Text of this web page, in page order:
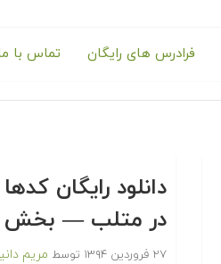
فرادرس های رایگان تماس با
در متلب‬‬ — بخش
۲۷ فروردین ۱۳۹۴ توسط مریم